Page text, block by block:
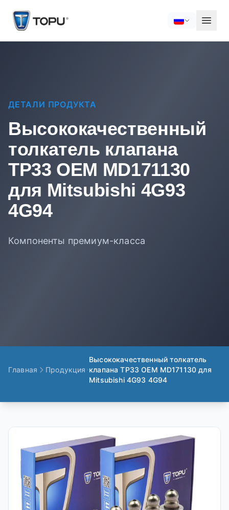
ДЕТАЛИ ПРОДУКТА
Высококачественный
толкатель клапана
TP33 OEM MD171130
для Mitsubishi 4G93
4G94
Компоненты премиум-класса
Главная Продукция
Высококачественный толкатель
клапана TP33 OEM MD171130 для
Mitsubishi 4G93 4G94